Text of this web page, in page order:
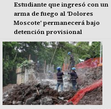
Estudiante que ingresó con un
arma de fuego al 'Dolores
Moscote' permanecerá bajo
detención provisional